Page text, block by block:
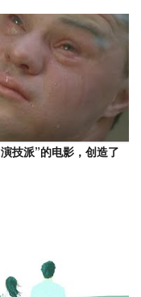
技派”的电影，创造了